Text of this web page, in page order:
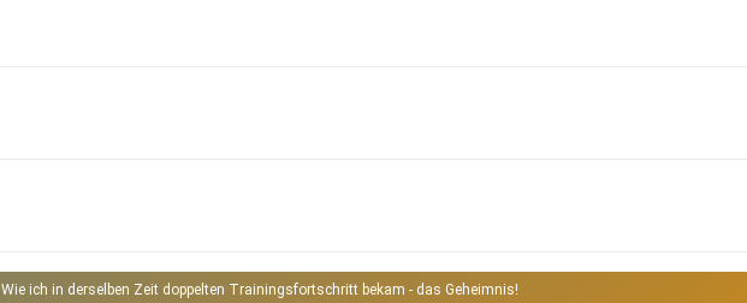
Wie ich in derselben Zeit doppelten Trainingsfortschritt bekam - das Geheimnis!